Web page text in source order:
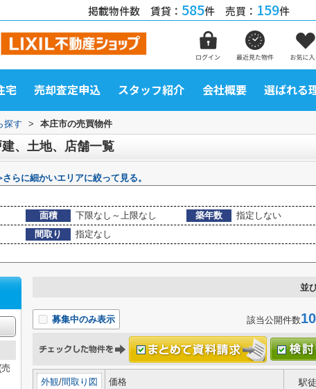
掲載物件数 賃貸： 585件 売買： 159件
宅 売却査定申込 スタッフ紹介 会社概要 選ばれる
探す > 本庄市の売買物件
、土地、店舗一覧
らに細かいエリアに絞って見る。
面積 下限なし～上限なし 築年数
指定しない
間取り
指定なし
並
募集中のみ表示 該当公開件数10
外観/間取り図
価格
駅